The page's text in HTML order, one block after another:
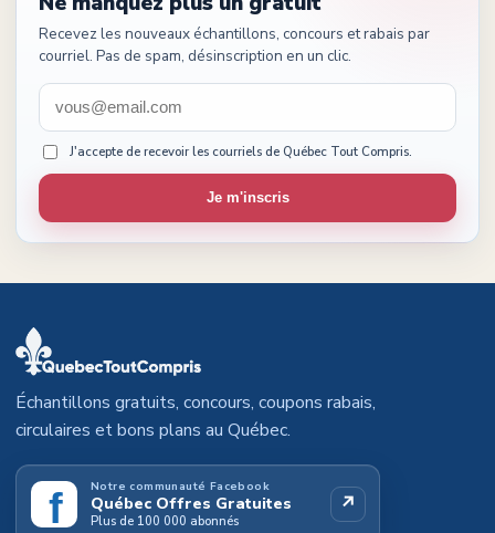
Recevez les nouveaux échantillons, concours et rabais par
courriel. Pas de spam, désinscription en un clic.
J'accepte de recevoir les courriels de Québec Tout Compris.
Je m'inscris
Échantillons gratuits, concours, coupons rabais,
circulaires et bons plans au Québec.
f Notre communauté Facebook
Québec Offres Gratuites
Plus de 100 000 abonnés
↗